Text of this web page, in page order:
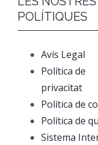
POLÍTIQUES
Avís Legal
Política de
privacitat
Política de
Política de
Sistema